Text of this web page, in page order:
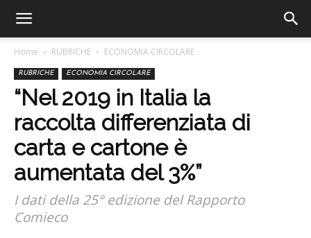
Home RUBRICHE ECONOMIA CIRCOLARE
RUBRICHE ECONOMIA CIRCOLARE
“Nel 2019 in Italia la
raccolta differenziata di
carta e cartone è
aumentata del 3%”
I dati della 25° edizione del Rapporto
Comieco